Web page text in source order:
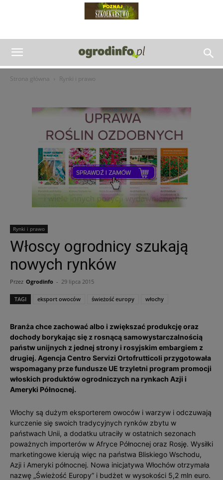
Strona główna Rynki i prawo
Rynki i prawo
Włoscy ogrodnicy szukają
nowych rynków
Przez Ogrodinfo - 29 lipca 2015
TAGI eksport owoców świeżość europy włochy
Branża chce zachować albo i zwiększać produkcję oraz
dochody borykając się z rosnącą samowystarczalnością
państw unijnych z jednej strony i rosyjskim embargiem z
drugiej. Agencja Centro Servizi Ortofrutticoli przygotowała
wspomagany prze fundusze UE trzyletni program promocji
włoskich produktów ogrodniczych na rynkach Azji i
Ameryki Północnej.
Włochy są dużym eksporterem owoców i warzyw i odczuwają
kurczenie się swoich tradycyjnych rynków zbytu w
państwach Unii, a dodatku utraciły w ostatnich sezonach
poważnych importerów w Afryce Północnej oraz Rosję. Wysiłki
marketingowe kierują więc na państwa Bliskiego Wschodu,
Azji i Ameryki północnej. Nowa inicjatywa Włochów otrzymała
nazwę „Świeżość Europy” i budżet w wysokości 5,2 mln euro.